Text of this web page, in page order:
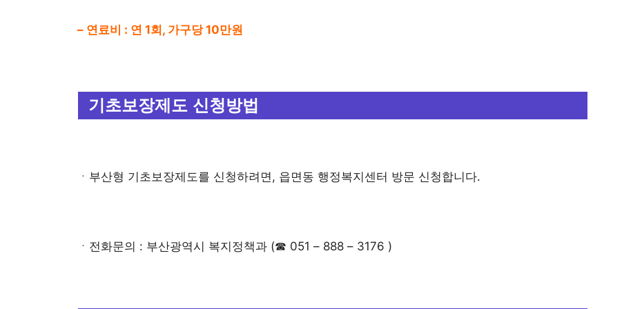
– 연료비 : 연 1회, 가구당 10만원
기초보장제도 신청방법
ㆍ부산형 기초보장제도를 신청하려면, 읍면동 행정복지센터 방문 신청합니다.
ㆍ전화문의 : 부산광역시 복지정책과 (☎ 051 – 888 – 3176 )